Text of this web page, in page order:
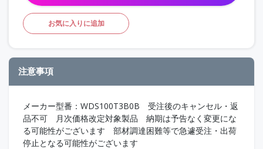
お気に入りに追加
注意事項
メーカー型番：WDS100T3B0B 受注後のキャンセル・返
品不可 月次価格改定対象製品 納期は予告なく変更にな
る可能性がございます 部材調達困難等で急遽受注・出荷
停止となる可能性がございます